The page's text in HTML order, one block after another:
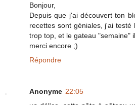
Bonjour,
Depuis que j'ai découvert ton
recettes sont géniales, j'ai
trop top, et le gateau "semaine"
merci encore ;)
Répondre
Anonyme 22:05